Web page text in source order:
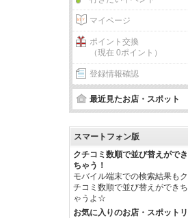
マイページ
ポイント交換
（現在 0ポイント）
登録情報確認
最近見たお店・スポット
スマートフォン版
クチコミ数順で並び替えができ
ちゃう！
モバイル端末での検索結果もク
チコミ数順で並び替えができち
ゃうよ☆
お気に入りのお店・スポットリ